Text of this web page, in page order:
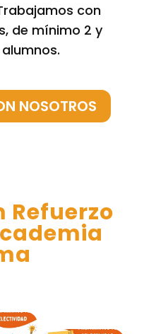
con
de mínimo 2 y
NOSOTROS